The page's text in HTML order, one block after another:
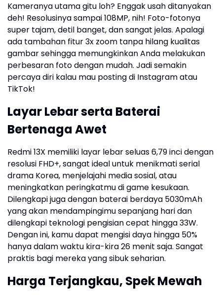
Kameranya utama gitu loh? Enggak usah ditanyakan
deh! Resolusinya sampai 108MP, nih! Foto-fotonya
super tajam, detil banget, dan sangat jelas. Apalagi
ada tambahan fitur 3x zoom tanpa hilang kualitas
gambar sehingga memungkinkan Anda melakukan
perbesaran foto dengan mudah. Jadi semakin
percaya diri kalau mau posting di Instagram atau
TikTok!
Layar Lebar serta Baterai
Bertenaga Awet
Redmi 13X memiliki layar lebar seluas 6,79 inci dengan
resolusi FHD+, sangat ideal untuk menikmati serial
drama Korea, menjelajahi media sosial, atau
meningkatkan peringkatmu di game kesukaan.
Dilengkapi juga dengan baterai berdaya 5030mAh
yang akan mendampingimu sepanjang hari dan
dilengkapi teknologi pengisian cepat hingga 33W.
Dengan ini, kamu dapat mengisi daya hingga 50%
hanya dalam waktu kira-kira 26 menit saja. Sangat
praktis bagi mereka yang sibuk seharian.
Harga Terjangkau, Spek Mewah